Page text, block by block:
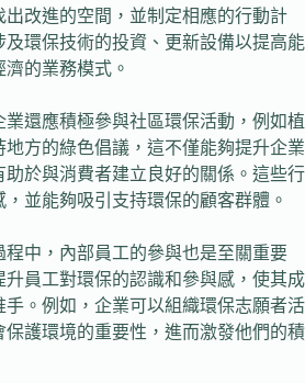
改進的空間，並制定相應的行動計
環保技術的投資、更新設備以提高能
的業務模式。
還應積極參與社區環保活動，例如植
方的綠色倡議，這不僅能夠提升企業
於與消費者建立良好的關係。這些行
並能夠吸引支持環保的顧客群體。
中，內部員工的參與也是至關重要
員工對環保的認識和參與感，使其成
。例如，企業可以組織環保志願者活
護環境的重要性，進而激發他們的積